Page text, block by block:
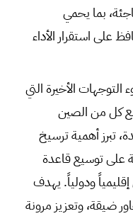
بما يحمي
على استقرار الأداء
التوجهات الأخيرة التي
كل من الصين
تبرز أهمية ترسيخ
على توسيع قاعدة
إقليمياً ودولياً. يهدف
ضيقة، وتعزيز مرونة